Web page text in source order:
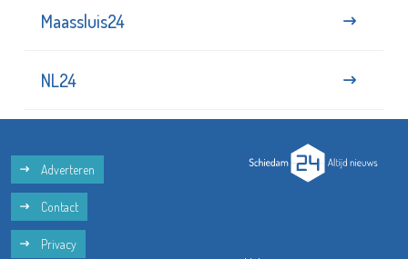
Maassluis24
NL24
Adverteren
Contact
Privacy